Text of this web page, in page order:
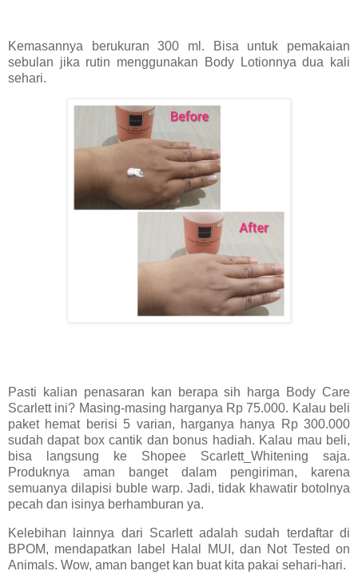
Kemasannya berukuran 300 ml. Bisa untuk pemakaian
sebulan jika rutin menggunakan Body Lotionnya dua kali
sehari.
Pasti kalian penasaran kan berapa sih harga Body Care
Scarlett ini? Masing-masing harganya Rp 75.000. Kalau beli
paket hemat berisi 5 varian, harganya hanya Rp 300.000
sudah dapat box cantik dan bonus hadiah. Kalau mau beli,
bisa langsung ke Shopee Scarlett_Whitening saja.
Produknya aman banget dalam pengiriman, karena
semuanya dilapisi buble warp. Jadi, tidak khawatir botolnya
pecah dan isinya berhamburan ya.
Kelebihan lainnya dari Scarlett adalah sudah terdaftar di
BPOM, mendapatkan label Halal MUI, dan Not Tested on
Animals. Wow, aman banget kan buat kita pakai sehari-hari.